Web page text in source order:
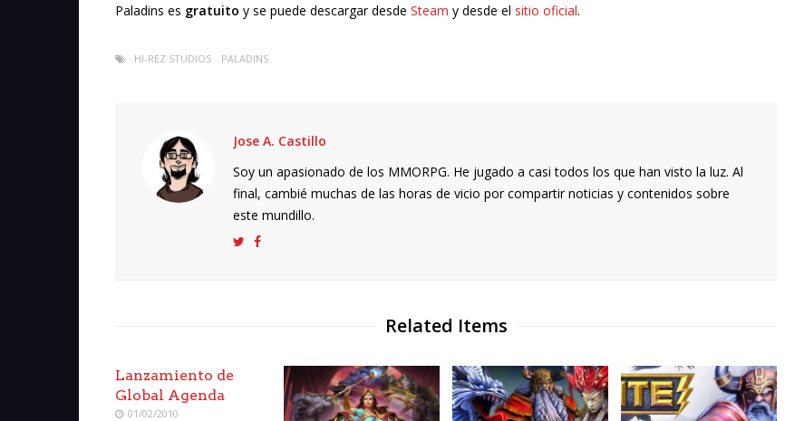
Paladins es gratuito y se puede descargar desde Steam y desde el sitio oficial.
HI-REZ STUDIOS PALADINS
Jose A. Castillo
Soy un apasionado de los MMORPG. He jugado a casi todos los que han visto la luz. Al
final, cambié muchas de las horas de vicio por compartir noticias y contenidos sobre
este mundillo.
Related Items
Lanzamiento de
Global Agenda
01/02/2010